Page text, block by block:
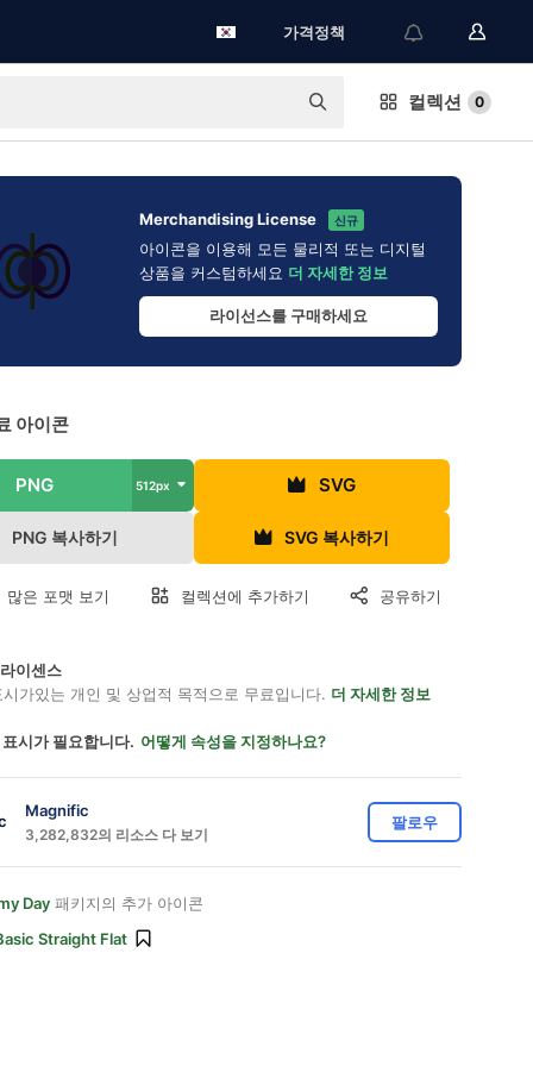
가격정책
컬렉션 0
Merchandising License 신규
아이콘을 이용해 모든 물리적 또는 디지털
상품을 커스텀하세요 더 자세한 정보
라이선스를 구매하세요
아이콘
PNG 512px SVG
PNG 복사하기 SVG 복사하기
많은 포맷 보기 컬렉션에 추가하기 공유하기
이센스
가있는 개인 및 상업적 목적으로 무료입니다. 더 자세한 정보
시가 필요합니다. 어떻게 속성을 지정하나요?
Magnific
3,282,832의 리소스 다 보기
팔로우
Day 패키지의 추가 아이콘
Straight Flat